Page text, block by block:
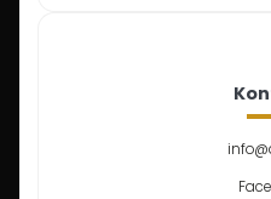
info@